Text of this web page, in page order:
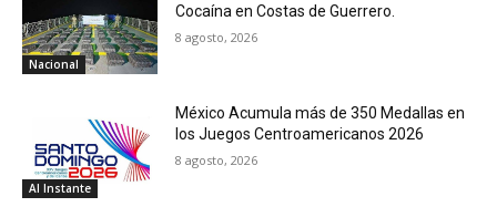
Nacional
Cocaína en Costas de Guerrero.
8 agosto, 2026
Al Instante
México Acumula más de 350 Medallas en
los Juegos Centroamericanos 2026
8 agosto, 2026